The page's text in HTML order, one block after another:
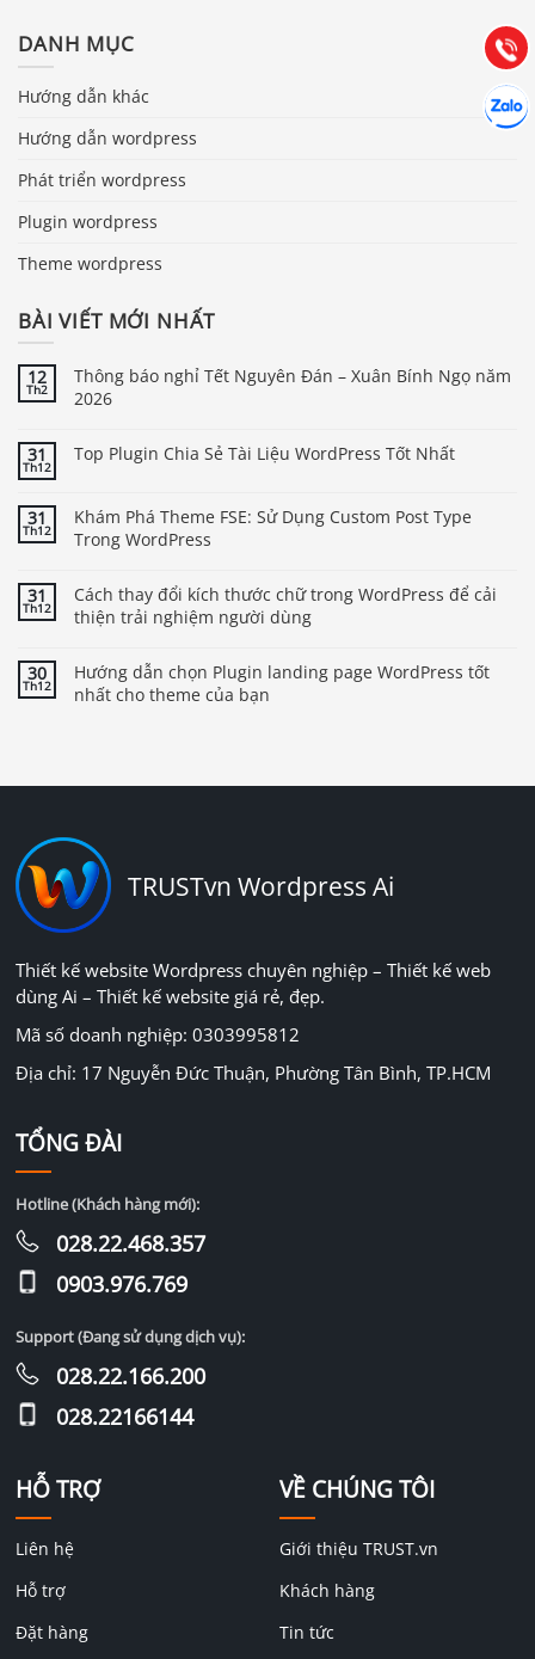
DANH MỤC
Hướng dẫn khác
Hướng dẫn wordpress
Phát triển wordpress
Plugin wordpress
Theme wordpress
BÀI VIẾT MỚI NHẤT
12
Th2
Thông báo nghỉ Tết Nguyên Đán – Xuân Bính Ngọ năm
2026
31
Th12
Top Plugin Chia Sẻ Tài Liệu WordPress Tốt Nhất
31
Th12
Khám Phá Theme FSE: Sử Dụng Custom Post Type
Trong WordPress
31
Th12
Cách thay đổi kích thước chữ trong WordPress để cải
thiện trải nghiệm người dùng
30
Th12
Hướng dẫn chọn Plugin landing page WordPress tốt
nhất cho theme của bạn
TRUSTvn Wordpress Ai
Thiết kế website Wordpress chuyên nghiệp – Thiết kế web
dùng Ai – Thiết kế website giá rẻ, đẹp.
Mã số doanh nghiệp: 0303995812
Địa chỉ: 17 Nguyễn Đức Thuận, Phường Tân Bình, TP.HCM
HỖ TRỢ
Liên hệ
Hỗ trợ
Đặt hàng
VỀ CHÚNG TÔI
Giới thiệu TRUST.vn
Khách hàng
Tin tức
TỔNG ĐÀI
Hotline (Khách hàng mới):
028.22.468.357
0903.976.769
Support (Đang sử dụng dịch vụ):
028.22.166.200
028.22166144
Gọi
(028) 22.166.144
Chát